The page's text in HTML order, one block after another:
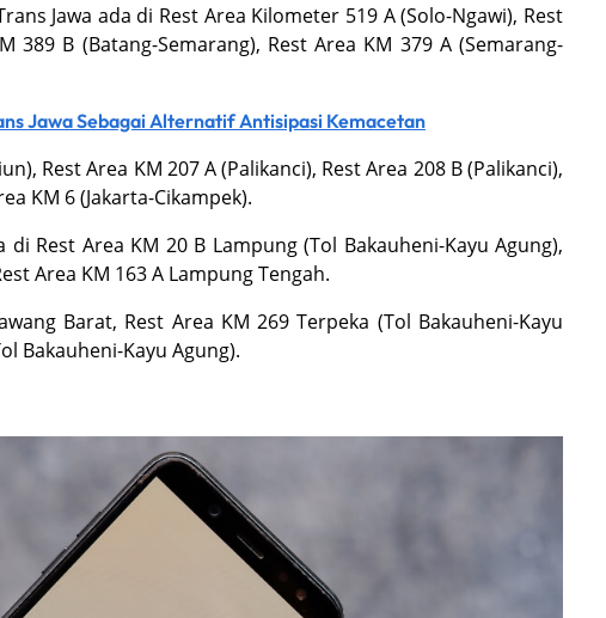
Jawa ada di Rest Area Kilometer 519 A (Solo-Ngawi), Rest
389 B (Batang-Semarang), Rest Area KM 379 A (Semarang-
Jawa Sebagai Alternatif Antisipasi Kemacetan
Rest Area KM 207 A (Palikanci), Rest Area 208 B (Palikanci),
KM 6 (Jakarta-Cikampek).
Rest Area KM 20 B Lampung (Tol Bakauheni-Kayu Agung),
Area KM 163 A Lampung Tengah.
Barat, Rest Area KM 269 Terpeka (Tol Bakauheni-Kayu
Bakauheni-Kayu Agung).